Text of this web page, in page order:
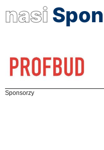
nasi
Sponsorzy